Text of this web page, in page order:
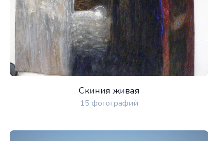
Скиния живая
15 фотографий